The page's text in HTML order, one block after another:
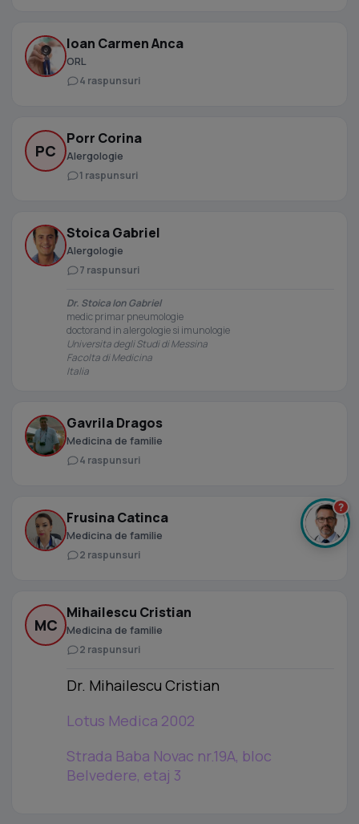
Ioan Carmen Anca
ORL
4 raspunsuri
PC
Porr Corina
Alergologie
1 raspunsuri
Stoica Gabriel
Alergologie
7 raspunsuri
Dr. Stoica Ion Gabriel
medic primar pneumologie
doctorand in alergologie si imunologie
Universita degli Studi di Messina
Facolta di Medicina
Italia
Gavrila Dragos
Medicina de familie
4 raspunsuri
Frusina Catinca
Medicina de familie
2 raspunsuri
MC
Mihailescu Cristian
Medicina de familie
2 raspunsuri
Dr. Mihailescu Cristian
Lotus Medica 2002
Strada Baba Novac nr.19A, bloc
Belvedere, etaj 3
?